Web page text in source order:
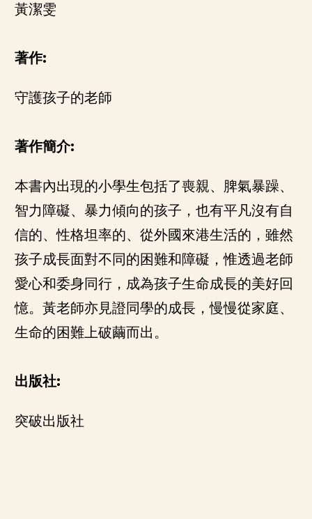
黃潔雯
著作:
守護孩子的老師
著作簡介:
本書內出現的小學生包括了喪親、脾氣暴躁、
智力障礙、暴力傾向的孩子，也有平凡沒有自
信的、性格坦率的、從外國來港生活的，雖然
孩子成長面對不同的困難和障礙，惟透過老師
愛心和委身同行，成為孩子生命成長的美好回
憶。黃老師亦見證同學的成長，慢慢從家庭、
生命的困難上破繭而出。
出版社:
突破出版社